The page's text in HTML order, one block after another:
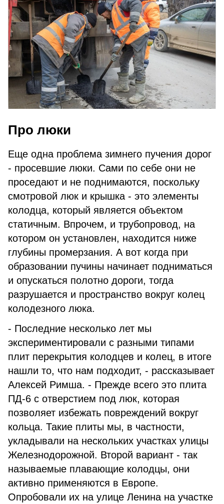
Про люки
Еще одна проблема зимнего пучения дорог
- просевшие люки. Сами по себе они не
проседают и не поднимаются, поскольку
смотровой люк и крышка - это элементы
колодца, который является объектом
статичным. Впрочем, и трубопровод, на
котором он установлен, находится ниже
глубины промерзания. А вот когда при
образовании пучины начинает подниматься
и опускаться полотно дороги, тогда
разрушается и пространство вокруг колец
колодезного люка.
- Последние несколько лет мы
экспериментировали с разными типами
плит перекрытия колодцев и колец, в итоге
нашли то, что нам подходит, - рассказывает
Алексей Римша. - Прежде всего это плита
ПД-6 с отверстием под люк, которая
позволяет избежать повреждений вокруг
кольца. Такие плиты мы, в частности,
укладывали на нескольких участках улицы
Железнодорожной. Второй вариант - так
называемые плавающие колодцы, они
активно применяются в Европе.
Опробовали их на улице Ленина на участке